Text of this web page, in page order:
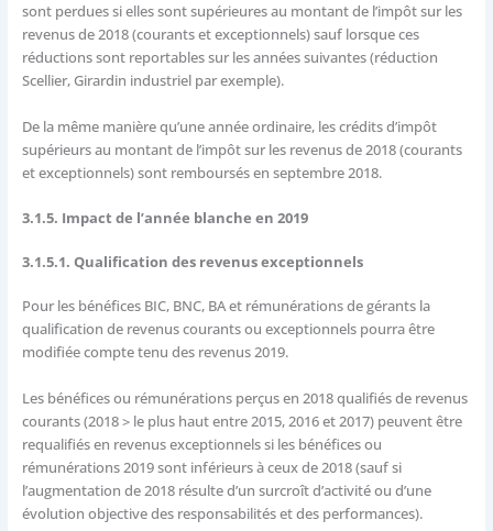
sont perdues si elles sont supérieures au montant de l’impôt sur les
revenus de 2018 (courants et exceptionnels) sauf lorsque ces
réductions sont reportables sur les années suivantes (réduction
Scellier, Girardin industriel par exemple).
De la même manière qu’une année ordinaire, les crédits d’impôt
supérieurs au montant de l’impôt sur les revenus de 2018 (courants
et exceptionnels) sont remboursés en septembre 2018.
3.1.5. Impact de l’année blanche en 2019
3.1.5.1. Qualification des revenus exceptionnels
Pour les bénéfices BIC, BNC, BA et rémunérations de gérants la
qualification de revenus courants ou exceptionnels pourra être
modifiée compte tenu des revenus 2019.
Les bénéfices ou rémunérations perçus en 2018 qualifiés de revenus
courants (2018 > le plus haut entre 2015, 2016 et 2017) peuvent être
requalifiés en revenus exceptionnels si les bénéfices ou
rémunérations 2019 sont inférieurs à ceux de 2018 (sauf si
l’augmentation de 2018 résulte d’un surcroît d’activité ou d’une
évolution objective des responsabilités et des performances).